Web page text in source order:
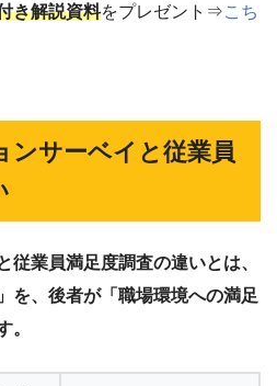
き解説資料をプレゼント⇒こち
ンサーベイと従業員
従業員満足度調査の違いとは、
を、後者が「職場環境への満足
。